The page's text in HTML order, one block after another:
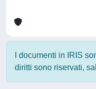
I documenti in IRIS
diritti sono riservati,